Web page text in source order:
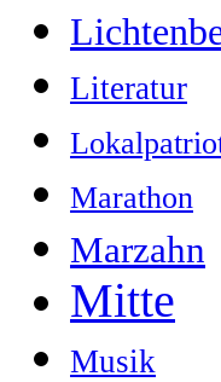
Literatur
Marathon
Marzahn
Mitte
Musik